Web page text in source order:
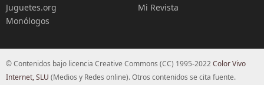
Juguetes.org
Monólogos
Mi Revista
© Contenidos bajo licencia Creative Commons (CC) 1995-2022Color Vivo
Internet, SLU (Medios y Redes online). Otros contenidos se cita fuente.